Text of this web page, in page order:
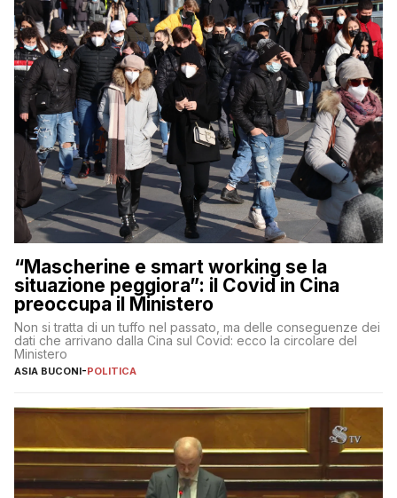
“Mascherine e smart working se la
situazione peggiora”: il Covid in Cina
preoccupa il Ministero
Non si tratta di un tuffo nel passato, ma delle conseguenze dei
dati che arrivano dalla Cina sul Covid: ecco la circolare del
Ministero
ASIA BUCONI-POLITICA